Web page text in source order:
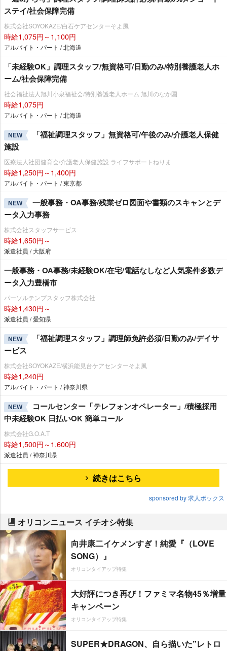
ステイ/社会保障完備
株式会社SOYOKAZE/白石ケアセンターそよ風
時給1,075円～1,100円
アルバイト・パート / 北海道
「未経験OK」調理スタッフ/無資格可/日勤のみ/特別養護老人ホ
ーム/社会保障完備
社会福祉法人旭川小泉福祉会/特別養護老人ホーム 旭川のなか園
時給1,075円
アルバイト・パート / 北海道
NEW
「福祉調理スタッフ」無資格可/午後のみ/介護老人保健
施設
医療法人社団健育会/介護老人保健施設 ライフサポートねりま
時給1,250円～1,400円
アルバイト・パート / 東京都
NEW
一般事務・OA事務/残業ゼロ図面や書類のスキャンとデ
ータ入力事務
株式会社スタッフサービス
時給1,650円～
派遣社員 / 大阪府
一般事務・OA事務/未経験OK/在宅/電話なしなど人気案件多数デ
ータ入力豊橋市
パーソルテンプスタッフ株式会社
時給1,430円～
派遣社員 / 愛知県
NEW
「福祉調理スタッフ」調理師免許必須/日勤のみ/デイサ
ービス
株式会社SOYOKAZE/横浜能見台ケアセンターそよ風
時給1,240円
アルバイト・パート / 神奈川県
NEW
コールセンター「テレフォンオペレーター」/積極採用
中未経験OK 日払いOK 簡単コール
株式会社G.O.A.T
時給1,500円～1,600円
派遣社員 / 神奈川県
続きはこちら
sponsored by 求人ボックス
オリコンニュース イチオシ特集
向井康二イケメンすぎ！純愛『（LOVE
SONG）』
オリコンタイアップ特集
大好評につき再び！ファミマ名物45％増量
キャンペーン
オリコンタイアップ特集
SUPER★DRAGON、自ら描いた”レトロ